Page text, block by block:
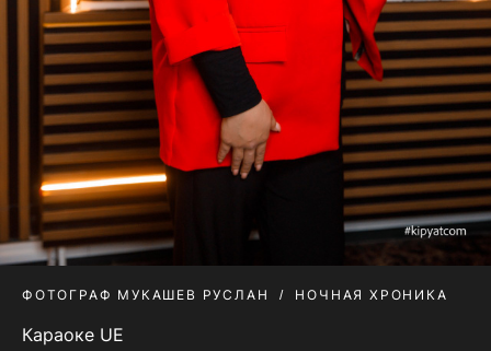
ФОТОГРАФ МУКАШЕВ РУСЛАН НОЧНАЯ ХРОНИКА
Караоке UE